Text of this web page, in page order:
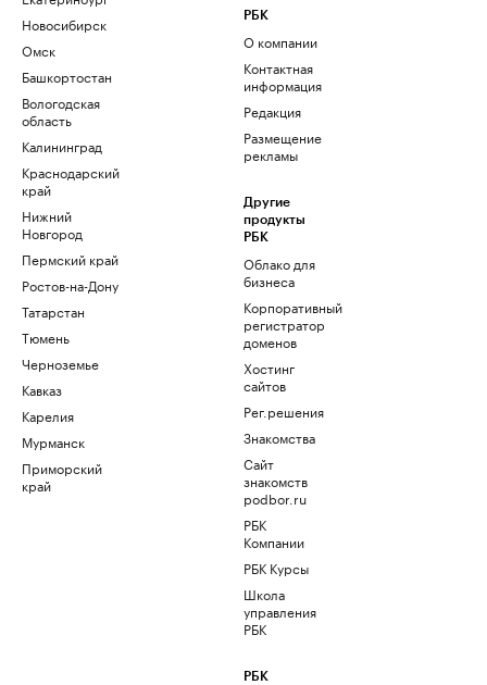
Новосибирск
Омск
Башкортостан
Вологодская
область
Калининград
Краснодарский
край
Нижний
Новгород
Пермский край
Ростов-на-Дону
Татарстан
Тюмень
Черноземье
Кавказ
Карелия
Мурманск
Приморский
край
РБК
О компании
Контактная
информация
Редакция
Размещение
рекламы
Другие
продукты
РБК
Облако для
бизнеса
Корпоративный
регистратор
доменов
Хостинг
сайтов
Рег.решения
Знакомства
Сайт
знакомств
podbor.ru
РБК
Компании
РБК Курсы
Школа
управления
РБК
РБК